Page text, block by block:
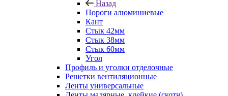
Назад
Пороги алюминиевые
Кант
Стык 42мм
Стык 38мм
Стык 60мм
Угол
Профиль и уголки отделочные
Решетки вентиляционные
Ленты универсальные